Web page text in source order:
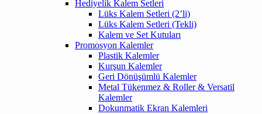
Hediyelik Kalem Setleri
Lüks Kalem Setleri (2’li)
Lüks Kalem Setleri (Tekli)
Kalem ve Set Kutuları
Promosyon Kalemler
Plastik Kalemler
Kurşun Kalemler
Geri Dönüşümlü Kalemler
Metal Tükenmez & Roller & Versatil
Kalemler
Dokunmatik Ekran Kalemleri